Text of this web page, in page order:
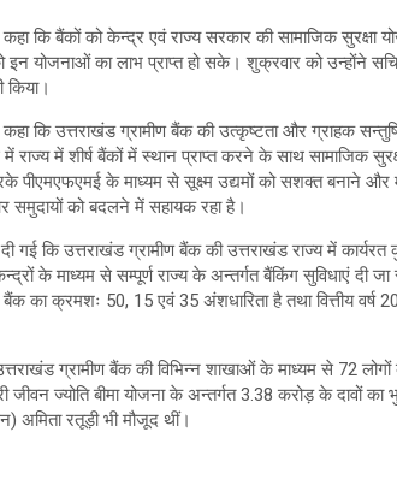
कि बैंकों को केन्द्र एवं राज्य सरकार की सामाजिक सुरक्षा
योजनाओं का लाभ प्राप्त हो सके। शुक्रवार को उन्होंने
किया।
कहा कि उत्तराखंड ग्रामीण बैंक की उत्कृष्टता और ग्राहक
में शीर्ष बैंकों में स्थान प्राप्त करने के साथ सामाजिक
पीएमएफएमई के माध्यम से सूक्ष्म उद्यमों को सशक्त बनाने
समुदायों को बदलने में सहायक रहा है।
गई कि उत्तराखंड ग्रामीण बैंक की उत्तराखंड राज्य में
के माध्यम से सम्पूर्ण राज्य के अन्तर्गत बैंकिंग सुविधाएं दी
का क्रमशः 50, 15 एवं 35 अंशधारिता है तथा वित्तीय वर्ष
ग्रामीण बैंक की विभिन्न शाखाओं के माध्यम से 72
जीवन ज्योति बीमा योजना के अन्तर्गत 3.38 करोड़ के दावों
अमिता रतूड़ी भी मौजूद थीं।